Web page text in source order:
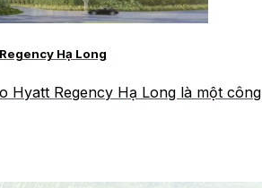
Hạ Long
Hyatt Regency Hạ Long là một